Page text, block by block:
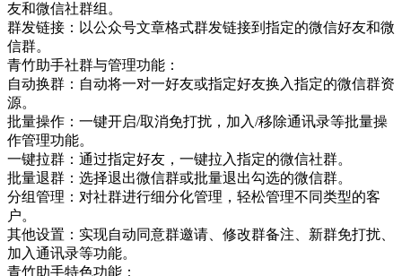
友和微信社群组。
群发链接：以公众号文章格式群发链接到指定的微信好友和微
信群。
青竹助手社群与管理功能：
自动换群：自动将一对一好友或指定好友换入指定的微信群资
源。
批量操作：一键开启/取消免打扰，加入/移除通讯录等批量操
作管理功能。
一键拉群：通过指定好友，一键拉入指定的微信社群。
批量退群：选择退出微信群或批量退出勾选的微信群。
分组管理：对社群进行细分化管理，轻松管理不同类型的客
户。
其他设置：实现自动同意群邀请、修改群备注、新群免打扰、
加入通讯录等功能。
青竹助手特色功能：